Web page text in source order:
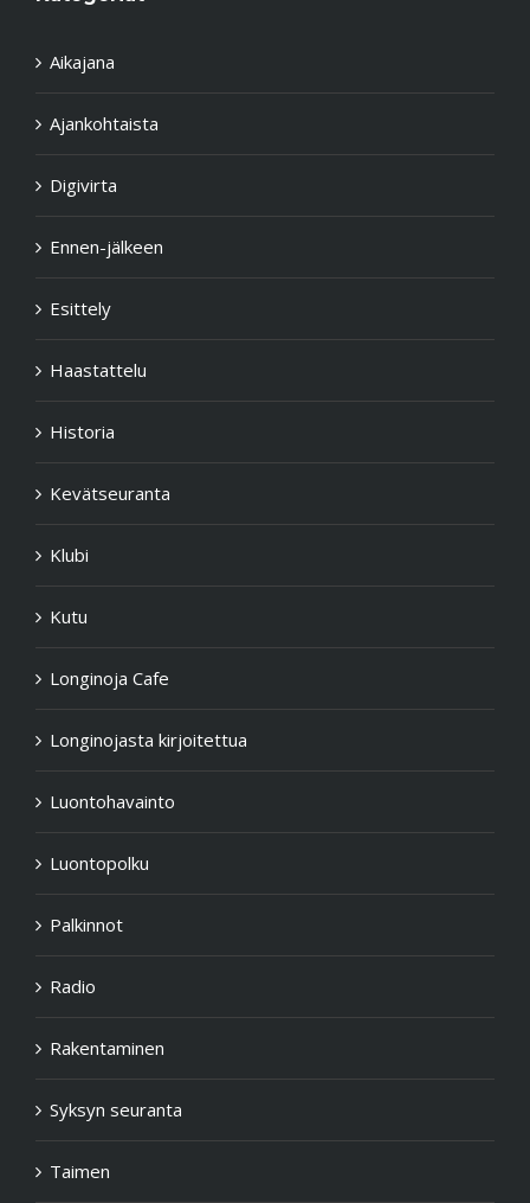
Aikajana
Ajankohtaista
Digivirta
Ennen-jälkeen
Esittely
Haastattelu
Historia
Kevätseuranta
Klubi
Kutu
Longinoja Cafe
Longinojasta kirjoitettua
Luontohavainto
Luontopolku
Palkinnot
Radio
Rakentaminen
Syksyn seuranta
Taimen